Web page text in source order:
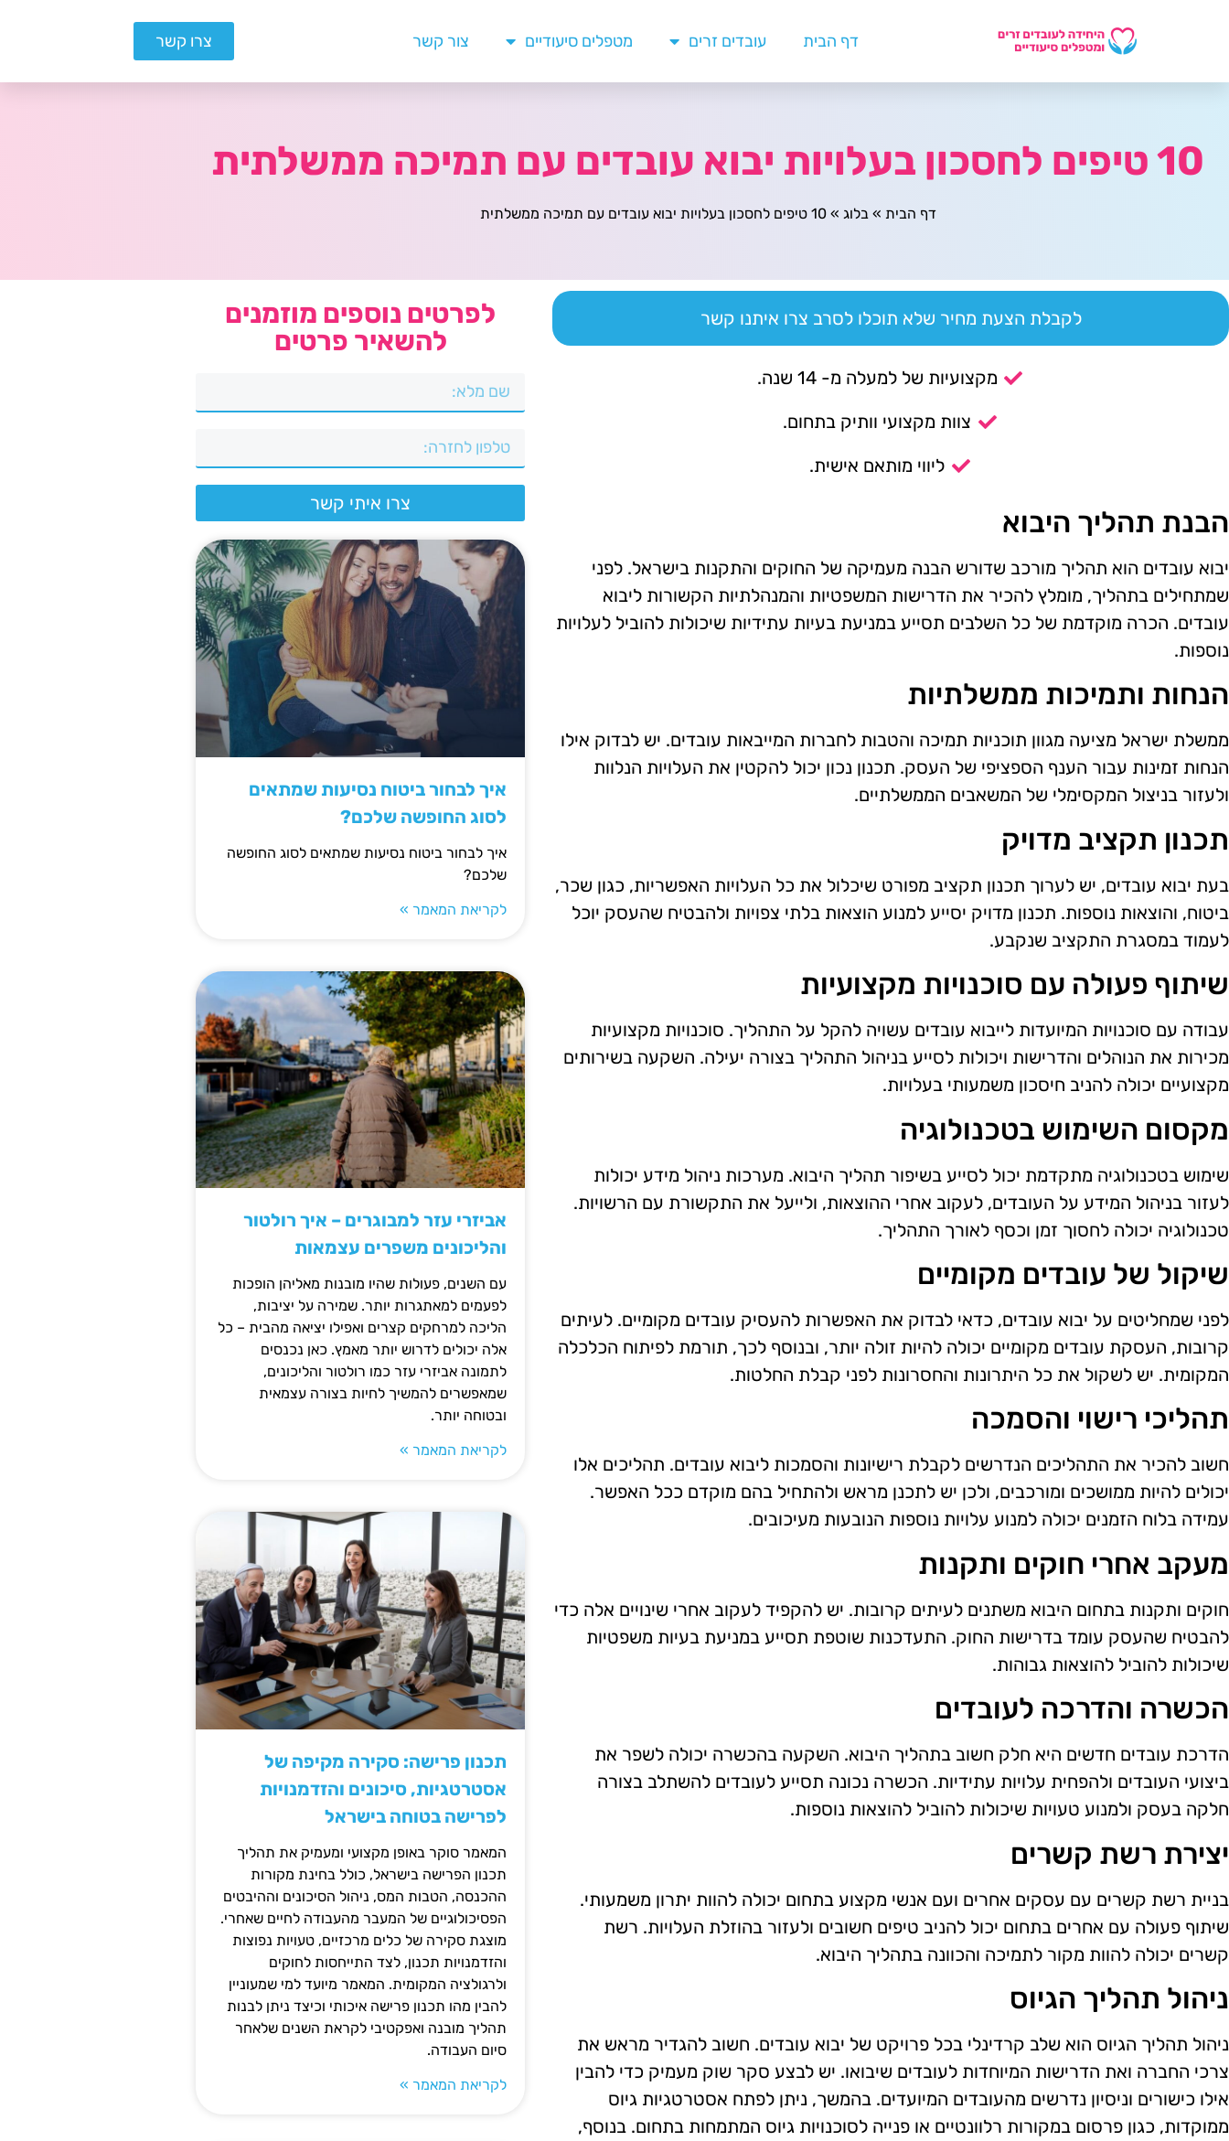
דף הבית עובדים זרים מטפלים סיעודיים צור קשר צרו קשר
10 טיפים לחסכון בעלויות יבוא עובדים עם תמיכה ממשלתית
דף הבית »בלוג »10 טיפים לחסכון בעלויות יבוא עובדים עם תמיכה ממשלתית
לקבלת הצעת מחיר שלא תוכלו לסרב צרו איתנו קשר
מקצועיות של למעלה מ- 14 שנה.
צוות מקצועי וותיק בתחום.
ליווי מותאם אישית.
הבנת תהליך היבוא
יבוא עובדים הוא תהליך מורכב שדורש הבנה מעמיקה של החוקים והתקנות בישראל. לפני
שמתחילים בתהליך, מומלץ להכיר את הדרישות המשפטיות והמנהלתיות הקשורות ליבוא
עובדים. הכרה מוקדמת של כל השלבים תסייע במניעת בעיות עתידיות שיכולות להוביל לעלויות
נוספות.
הנחות ותמיכות ממשלתיות
ממשלת ישראל מציעה מגוון תוכניות תמיכה והטבות לחברות המייבאות עובדים. יש לבדוק אילו
הנחות זמינות עבור הענף הספציפי של העסק. תכנון נכון יכול להקטין את העלויות הנלוות
ולעזור בניצול המקסימלי של המשאבים הממשלתיים.
תכנון תקציב מדויק
בעת יבוא עובדים, יש לערוך תכנון תקציב מפורט שיכלול את כל העלויות האפשריות, כגון שכר,
ביטוח, והוצאות נוספות. תכנון מדויק יסייע למנוע הוצאות בלתי צפויות ולהבטיח שהעסק יוכל
לעמוד במסגרת התקציב שנקבע.
שיתוף פעולה עם סוכנויות מקצועיות
עבודה עם סוכנויות המיועדות לייבוא עובדים עשויה להקל על התהליך. סוכנויות מקצועיות
מכירות את הנוהלים והדרישות ויכולות לסייע בניהול התהליך בצורה יעילה. השקעה בשירותים
מקצועיים יכולה להניב חיסכון משמעותי בעלויות.
מקסום השימוש בטכנולוגיה
שימוש בטכנולוגיה מתקדמת יכול לסייע בשיפור תהליך היבוא. מערכות ניהול מידע יכולות
לעזור בניהול המידע על העובדים, לעקוב אחרי ההוצאות, ולייעל את התקשורת עם הרשויות.
טכנולוגיה יכולה לחסוך זמן וכסף לאורך התהליך.
שיקול של עובדים מקומיים
לפני שמחליטים על יבוא עובדים, כדאי לבדוק את האפשרות להעסיק עובדים מקומיים. לעיתים
קרובות, העסקת עובדים מקומיים יכולה להיות זולה יותר, ובנוסף לכך, תורמת לפיתוח הכלכלה
המקומית. יש לשקול את כל היתרונות והחסרונות לפני קבלת החלטות.
תהליכי רישוי והסמכה
חשוב להכיר את התהליכים הנדרשים לקבלת רישיונות והסמכות ליבוא עובדים. תהליכים אלו
יכולים להיות ממושכים ומורכבים, ולכן יש לתכנן מראש ולהתחיל בהם מוקדם ככל האפשר.
עמידה בלוח הזמנים יכולה למנוע עלויות נוספות הנובעות מעיכובים.
מעקב אחרי חוקים ותקנות
חוקים ותקנות בתחום היבוא משתנים לעיתים קרובות. יש להקפיד לעקוב אחרי שינויים אלה כדי
להבטיח שהעסק עומד בדרישות החוק. התעדכנות שוטפת תסייע במניעת בעיות משפטיות
שיכולות להוביל להוצאות גבוהות.
הכשרה והדרכה לעובדים
הדרכת עובדים חדשים היא חלק חשוב בתהליך היבוא. השקעה בהכשרה יכולה לשפר את
ביצועי העובדים ולהפחית עלויות עתידיות. הכשרה נכונה תסייע לעובדים להשתלב בצורה
חלקה בעסק ולמנוע טעויות שיכולות להוביל להוצאות נוספות.
יצירת רשת קשרים
בניית רשת קשרים עם עסקים אחרים ועם אנשי מקצוע בתחום יכולה להוות יתרון משמעותי.
שיתוף פעולה עם אחרים בתחום יכול להניב טיפים חשובים ולעזור בהוזלת העלויות. רשת
קשרים יכולה להוות מקור לתמיכה והכוונה בתהליך היבוא.
ניהול תהליך הגיוס
ניהול תהליך הגיוס הוא שלב קרדינלי בכל פרויקט של יבוא עובדים. חשוב להגדיר מראש את
צרכי החברה ואת הדרישות המיוחדות לעובדים שיבואו. יש לבצע סקר שוק מעמיק כדי להבין
אילו כישורים וניסיון נדרשים מהעובדים המיועדים. בהמשך, ניתן לפתח אסטרטגיות גיוס
ממוקדות, כגון פרסום במקורות רלוונטיים או פנייה לסוכנויות גיוס המתמחות בתחום. בנוסף,
לפרטים נוספים מוזמנים
להשאיר פרטים
צרו איתי קשר
איך לבחור ביטוח נסיעות שמתאים
לסוג החופשה שלכם?
איך לבחור ביטוח נסיעות שמתאים לסוג החופשה
שלכם?
לקריאת המאמר »
אביזרי עזר למבוגרים – איך רולטור
והליכונים משפרים עצמאות
עם השנים, פעולות שהיו מובנות מאליהן הופכות
לפעמים למאתגרות יותר. שמירה על יציבות,
הליכה למרחקים קצרים ואפילו יציאה מהבית – כל
אלה יכולים לדרוש יותר מאמץ. כאן נכנסים
לתמונה אביזרי עזר כמו רולטור והליכונים,
שמאפשרים להמשיך לחיות בצורה עצמאית
ובטוחה יותר.
לקריאת המאמר »
תכנון פרישה: סקירה מקיפה של
אסטרטגיות, סיכונים והזדמנויות
לפרישה בטוחה בישראל
המאמר סוקר באופן מקצועי ומעמיק את תהליך
תכנון הפרישה בישראל, כולל בחינת מקורות
ההכנסה, הטבות המס, ניהול הסיכונים וההיבטים
הפסיכולוגיים של המעבר מהעבודה לחיים שאחרי.
מוצגת סקירה של כלים מרכזיים, טעויות נפוצות
והזדמנויות תכנון, לצד התייחסות לחוקים
ולרגולציה המקומית. המאמר מיועד למי שמעוניין
להבין מהו תכנון פרישה איכותי וכיצד ניתן לבנות
תהליך מובנה ואפקטיבי לקראת השנים שלאחר
סיום העבודה.
לקריאת המאמר »